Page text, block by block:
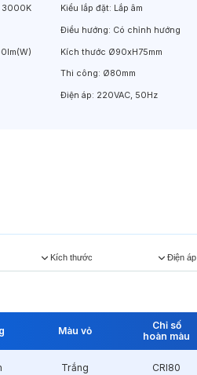
3000K Kiểu lắp đặt: Lắp âm
Điều hướng: Có chỉnh hướng
Kích thước Ø90xH75mm
Thi công: Ø80mm
Điện áp: 220VAC, 50Hz
Kích thước Điện áp
Màu vỏ
Chỉ số
hoàn màu
Trắng CRI80